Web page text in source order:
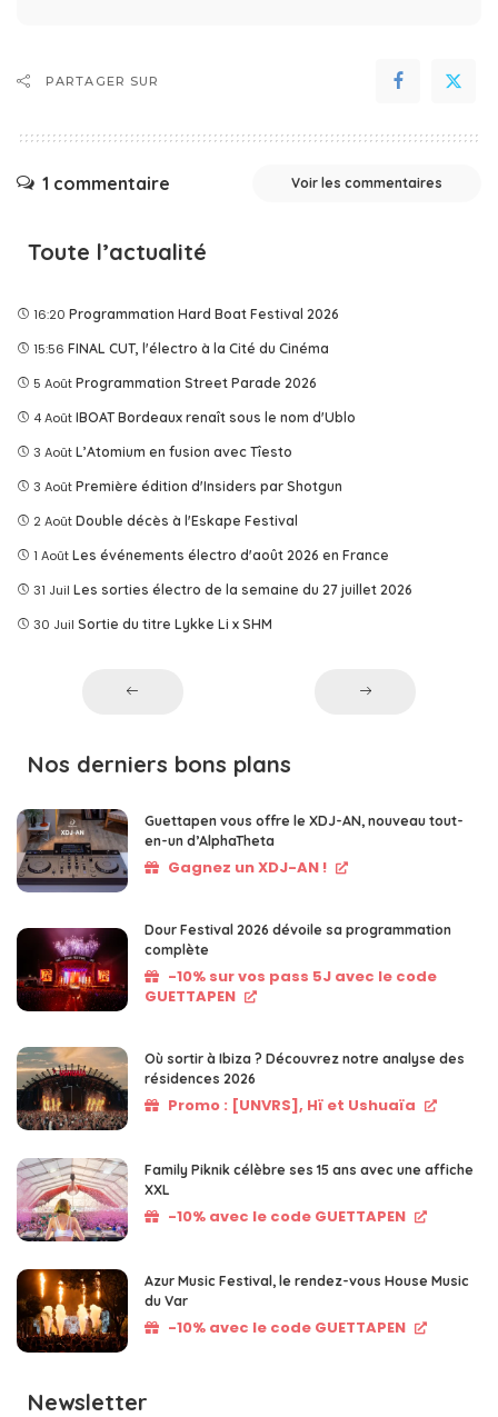
PARTAGER SUR
1 commentaire Voir les commentaires
Toute l’actualité
16:20 Programmation Hard Boat Festival 2026
15:56 FINAL CUT, l'électro à la Cité du Cinéma
5 Août Programmation Street Parade 2026
4 Août IBOAT Bordeaux renaît sous le nom d'Ublo
3 Août L’Atomium en fusion avec Tîesto
3 Août Première édition d'Insiders par Shotgun
2 Août Double décès à l'Eskape Festival
1 Août Les événements électro d'août 2026 en France
31 Juil Les sorties électro de la semaine du 27 juillet 2026
30 Juil Sortie du titre Lykke Li x SHM
Nos derniers bons plans
Guettapen vous offre le XDJ-AN, nouveau tout-
en-un d’AlphaTheta
Gagnez un XDJ-AN !
Dour Festival 2026 dévoile sa programmation
complète
-10% sur vos pass 5J avec le code
GUETTAPEN
Où sortir à Ibiza ? Découvrez notre analyse des
résidences 2026
Promo : [UNVRS], Hï et Ushuaïa
Family Piknik célèbre ses 15 ans avec une affiche
XXL
-10% avec le code GUETTAPEN
Azur Music Festival, le rendez-vous House Music
du Var
-10% avec le code GUETTAPEN
Newsletter